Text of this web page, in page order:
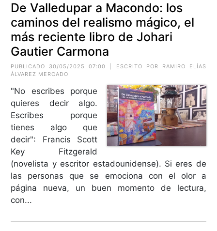
De Valledupar a Macondo: los
caminos del realismo mágico, el
más reciente libro de Johari
Gautier Carmona
PUBLICADO 30/05/2025 07:00 | ESCRITO POR RAMIRO ELÍAS
ÁLVAREZ MERCADO
"No escribes porque
quieres decir algo.
Escribes porque
tienes algo que
decir": Francis Scott
Key Fitzgerald
(novelista y escritor estadounidense). Si eres de
las personas que se emociona con el olor a
página nueva, un buen momento de lectura,
con...